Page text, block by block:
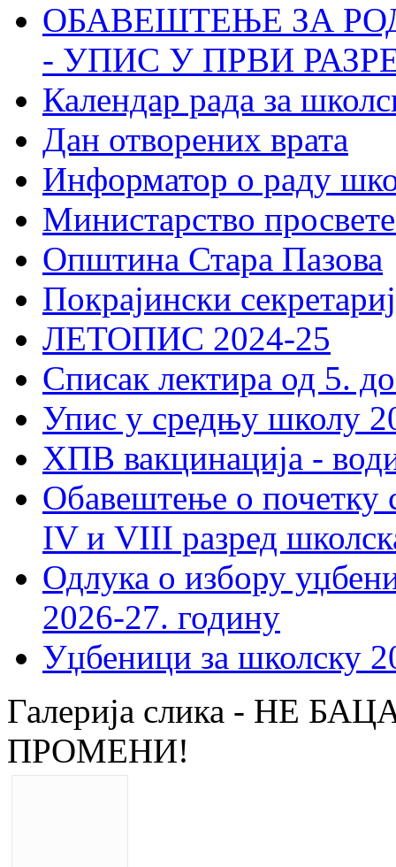
ОБАВЕШТЕЊЕ ЗА
- УПИС У ПРВИ
Календар рада за
Дан отворених врата
Информатор о раду
Министарство
Општина Стара Пазова
Покрајински
ЛЕТОПИС 2024-25
Списак лектира од 5.
Упис у средњу школу
ХПВ вакцинација -
Обавештење о почетку
IV и VIII разред
Одлука о избору
2026-27. годину
Уџбеници за школску
Галерија слика - НЕ
ПРОМЕНИ!